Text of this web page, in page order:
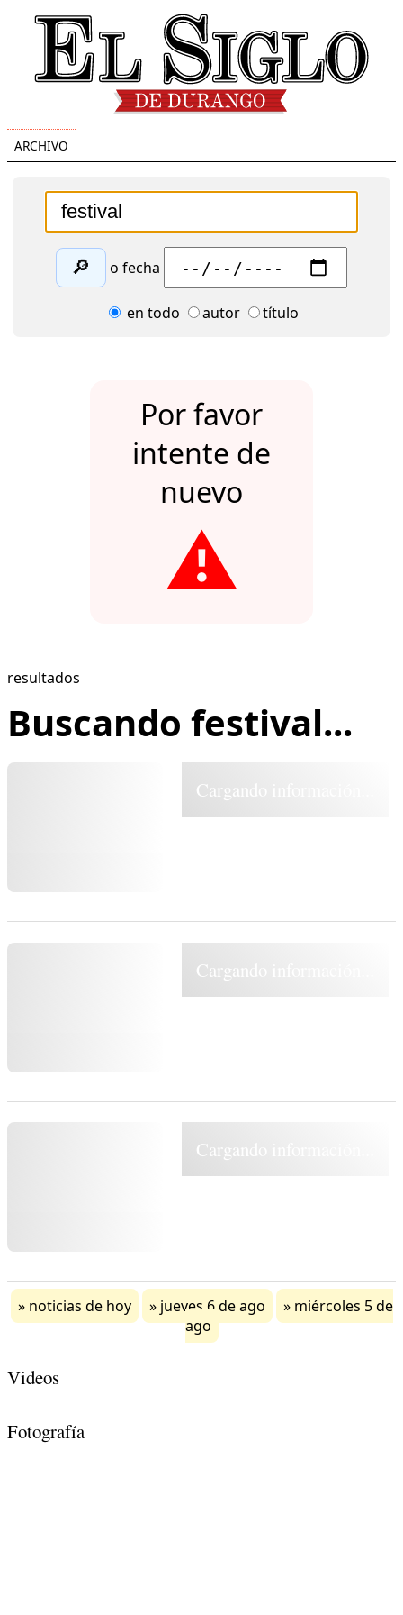
ARCHIVO
🔎 o fecha
en todo autor título
Por favor
intente de
nuevo
⚠️
resultados
Buscando festival...
Cargando información...
Cargando información...
Cargando información...
noticias de hoy jueves 6 de ago
miércoles 5 de
ago
Videos
Fotografía